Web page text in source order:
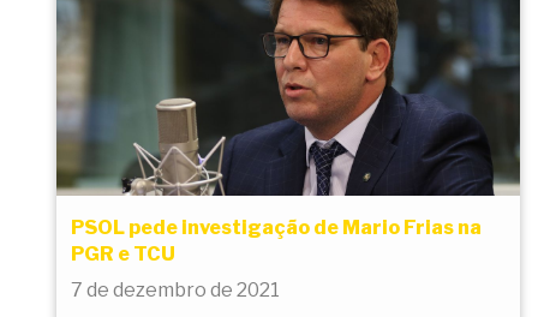
PSOL pede investigação de Mario Frias na
PGR e TCU
7 de dezembro de 2021